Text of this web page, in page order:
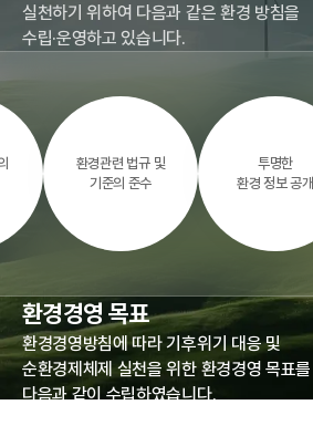
실천하기 위하여 다음과 같은 환경 방침을
수립·운영하고 있습니다.
환경관련 법규 및
기준의 준수
투명한
환경 정보 공개
환경경영 목표
환경경영방침에 따라 기후위기 대응 및
순환경제체제 실천을 위한 환경경영 목표를
다음과 같이 수립하였습니다.